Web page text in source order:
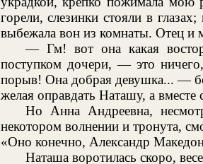
горели, слезинки стояли в
выбежала вон из комнаты. Отец и
— Гм! вот она какая
поступком дочери, — это
порыв! Она добрая девушка... —
желая оправдать Наташу, а
Но Анна Андреевна,
некотором волнении и тронута,
«Оно конечно, Александр
Наташа воротилась скоро,